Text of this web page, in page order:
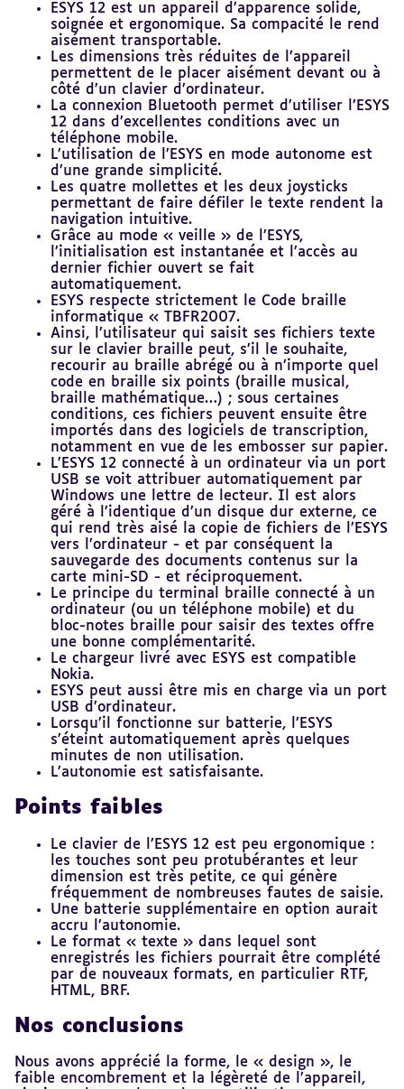
ESYS 12 est un appareil d’apparence solide,
soignée et ergonomique. Sa compacité le rend
aisément transportable.
Les dimensions très réduites de l’appareil
permettent de le placer aisément devant ou à
côté d’un clavier d’ordinateur.
La connexion Bluetooth permet d’utiliser l’ESYS
12 dans d’excellentes conditions avec un
téléphone mobile.
L’utilisation de l’ESYS en mode autonome est
d’une grande simplicité.
Les quatre mollettes et les deux joysticks
permettant de faire défiler le texte rendent la
navigation intuitive.
Grâce au mode « veille » de l’ESYS,
l’initialisation est instantanée et l’accès au
dernier fichier ouvert se fait
automatiquement.
ESYS respecte strictement le Code braille
informatique « TBFR2007.
Ainsi, l’utilisateur qui saisit ses fichiers texte
sur le clavier braille peut, s’il le souhaite,
recourir au braille abrégé ou à n’importe quel
code en braille six points (braille musical,
braille mathématique…) ; sous certaines
conditions, ces fichiers peuvent ensuite être
importés dans des logiciels de transcription,
notamment en vue de les embosser sur papier.
L’ESYS 12 connecté à un ordinateur via un port
USB se voit attribuer automatiquement par
Windows une lettre de lecteur. Il est alors
géré à l’identique d’un disque dur externe, ce
qui rend très aisé la copie de fichiers de l’ESYS
vers l’ordinateur - et par conséquent la
sauvegarde des documents contenus sur la
carte mini-SD - et réciproquement.
Le principe du terminal braille connecté à un
ordinateur (ou un téléphone mobile) et du
bloc-notes braille pour saisir des textes offre
une bonne complémentarité.
Le chargeur livré avec ESYS est compatible
Nokia.
ESYS peut aussi être mis en charge via un port
USB d’ordinateur.
Lorsqu’il fonctionne sur batterie, l’ESYS
s’éteint automatiquement après quelques
minutes de non utilisation.
L’autonomie est satisfaisante.
Points faibles
Le clavier de l’ESYS 12 est peu ergonomique :
les touches sont peu protubérantes et leur
dimension est très petite, ce qui génère
fréquemment de nombreuses fautes de saisie.
Une batterie supplémentaire en option aurait
accru l’autonomie.
Le format « texte » dans lequel sont
enregistrés les fichiers pourrait être complété
par de nouveaux formats, en particulier RTF,
HTML, BRF.
Nos conclusions
Nous avons apprécié la forme, le « design », le
faible encombrement et la légèreté de l’appareil,